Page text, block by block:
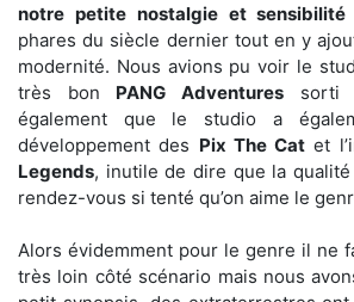
notre petite nostalgie et sensibilité
phares du siècle dernier tout en y
modernité. Nous avions pu voir le
très bon PANG Adventures sorti
également que le studio a
développement des Pix The Cat et
Legends, inutile de dire que la qualité
rendez-vous si tenté qu’on aime le
Alors évidemment pour le genre il ne
très loin côté scénario mais nous